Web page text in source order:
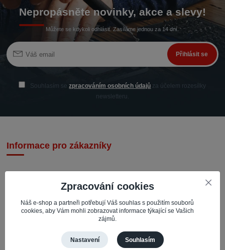
Nepropásněte novinky, akce a slevy!
Můžete se kdykoli odhlásit. Zasíláme jednou za 14 dní.
Přihlásit se
Souhlasím sezpracováním osobních údajů za účelem rozesílky
newsletteru.
Informace pro zákazníky
IMPACTO – Ingrid Kaczorová
Zpracování cookies
Náš e-shop a partneři potřebují Váš souhlas s použitím souborů
cookies, aby Vám mohli zobrazovat informace týkající se Vašich
zájmů.
Nastavení Souhlasím